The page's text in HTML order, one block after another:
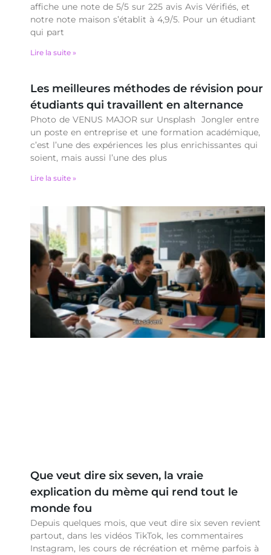
affiche une note de 5/5 sur 225 avis Avis Vérifiés, et
notre note maison s’établit à 4,9/5. Pour un étudiant
qui part
Lire la suite »
Les meilleures méthodes de révision pour
étudiants qui travaillent en alternance
Photo de VENUS MAJOR sur Unsplash Jongler entre
un poste en entreprise et une formation académique,
c’est l’une des expériences les plus enrichissantes qui
soient, mais aussi l’une des plus
Lire la suite »
Que veut dire six seven, la vraie
explication du mème qui rend tout le
monde fou
Depuis quelques mois, que veut dire six seven revient
partout, dans les vidéos TikTok, les commentaires
Instagram, les cours de récréation et même parfois à